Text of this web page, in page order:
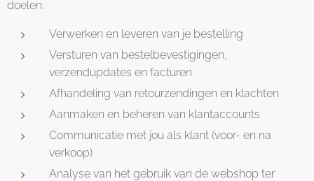
doelen:
Verwerken en leveren van je bestelling
Versturen van bestelbevestigingen,
verzendupdates en facturen
Afhandeling van retourzendingen en klachten
Aanmaken en beheren van klantaccounts
Communicatie met jou als klant (voor- en na
verkoop)
Analyse van het gebruik van de webshop ter